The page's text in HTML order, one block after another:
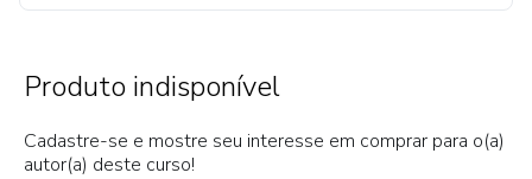
Produto indisponível
Cadastre-se e mostre seu interesse em comprar para o(a)
autor(a) deste curso!